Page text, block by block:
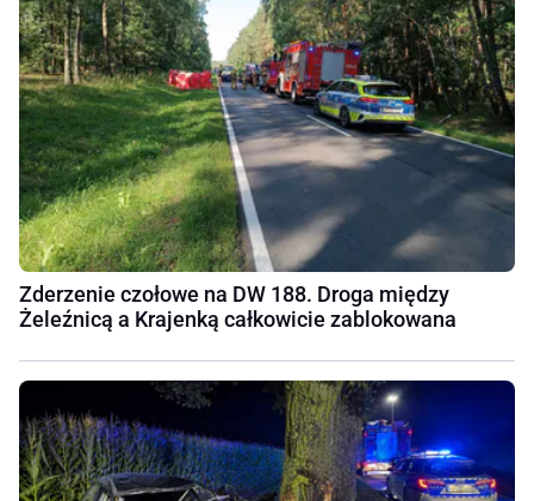
Zderzenie czołowe na DW 188. Droga między
Żeleźnicą a Krajenką całkowicie zablokowana